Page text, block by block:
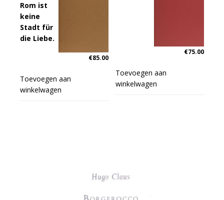
Rom ist
keine
Stadt für
die Liebe.
€85.00
Toevoegen aan
winkelwagen
€75.00
Toevoegen aan
winkelwagen